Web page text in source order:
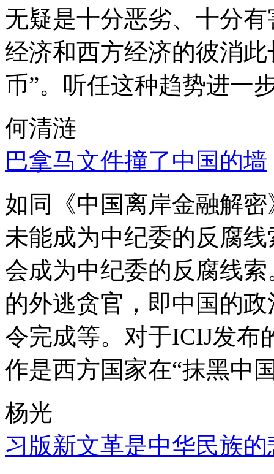
无疑是十分恶劣、十分
经济和西方经济的彼消
币”。听任这种趋势进一
何清涟
巴拿马文件撞了中国的墙
如同《中国离岸金融解
未能成为中纪委的反腐
会成为中纪委的反腐线
的外逃贪官，即中国的
令完成等。对于ICIJ发布
作是西方国家在“抹黑中
杨光
习版新文革是中华民族的